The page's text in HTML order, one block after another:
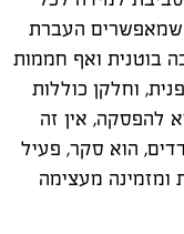
שמאפשרים העברת
בוטנית ואף חממות
וחלקן כוללות
להפסקה, אין זה
הוא סקר, פעיל
ומזמינה מעצימה